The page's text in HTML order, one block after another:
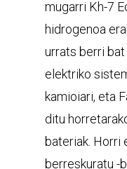
mugarri Kh-7
hidrogenoa
urrats berri bat
elektriko
kamioiari, eta
ditu
bateriak. Horri
berreskuratu -